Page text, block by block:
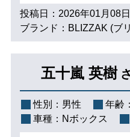
投稿日：2026年01月08日
ブランド：BLIZZAK (ブ
五十嵐 英樹
性別： 男性 年齢：
車種： Nボックス